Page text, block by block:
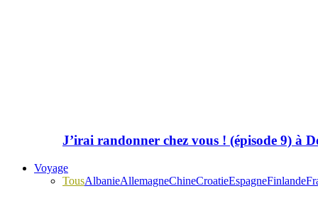
J’irai randonner chez vous ! (épisode 9) à
Voyage
TousAlbanieAllemagneChineCroatieEspagneFinlande